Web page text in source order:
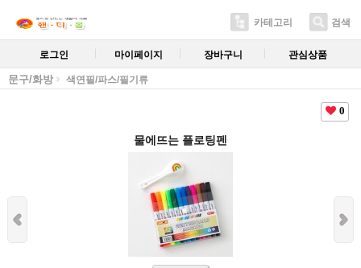
카테고리 검색
로그인 마이페이지 장바구니 관심상품
문구/화방 색연필/파스/필기류
0
물에뜨는 플로팅펜